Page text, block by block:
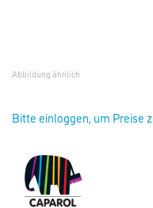
Abbildung ähnlich
Bitte einloggen, um Preise